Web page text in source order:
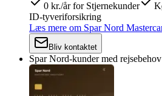
0 kr./år for Stjernekunder
ID-tyveriforsikring
Læs mere om Spar Nord
Bliv kontaktet
Spar Nord-kunder med rejsebehov